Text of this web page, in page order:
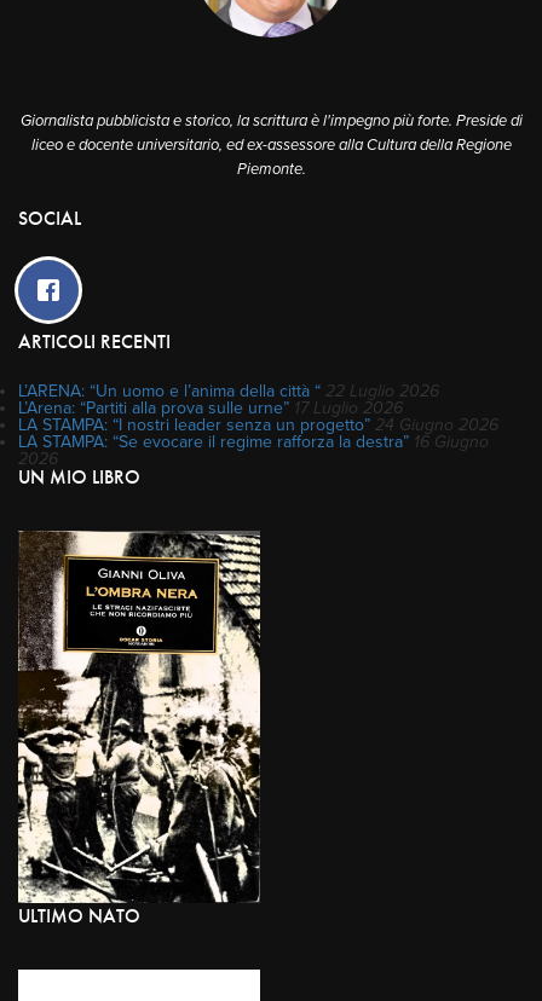
Giornalista pubblicista e storico, la scrittura è l'impegno più forte. Preside di
liceo e docente universitario, ed ex-assessore alla Cultura della Regione
Piemonte.
SOCIAL
ARTICOLI RECENTI
L’ARENA: “Un uomo e l’anima della città “ 22 Luglio 2026
L’Arena: “Partiti alla prova sulle urne” 17 Luglio 2026
LA STAMPA: “I nostri leader senza un progetto” 24 Giugno 2026
LA STAMPA: “Se evocare il regime rafforza la destra” 16 Giugno
2026
UN MIO LIBRO
ULTIMO NATO